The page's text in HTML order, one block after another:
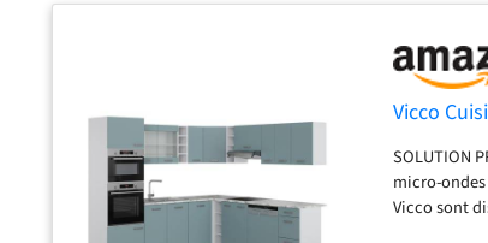
Vicco
SOLUTION
micro-
Vicco sont